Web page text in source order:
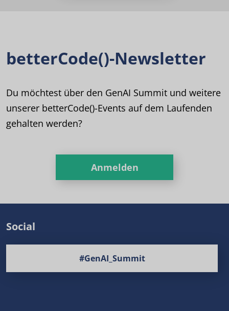
betterCode()-Newsletter
Du möchtest über den GenAI Summit und weitere
unserer betterCode()-Events auf dem Laufenden
gehalten werden?
Anmelden
Social
#GenAI_Summit